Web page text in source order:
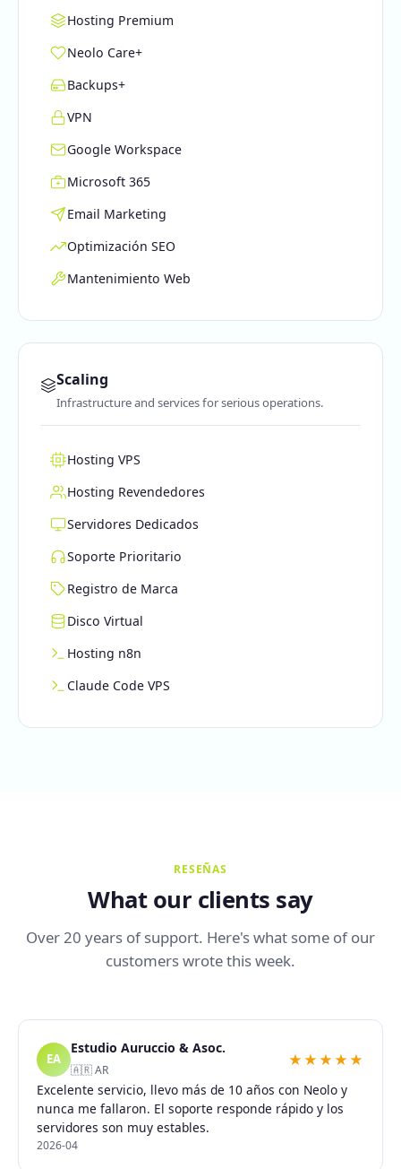
Hosting Premium
Neolo Care+
Backups+
VPN
Google Workspace
Microsoft 365
Email Marketing
Optimización SEO
Mantenimiento Web
Scaling
Infrastructure and services for serious operations.
Hosting VPS
Hosting Revendedores
Servidores Dedicados
Soporte Prioritario
Registro de Marca
Disco Virtual
Hosting n8n
Claude Code VPS
RESEÑAS
What our clients say
Over 20 years of support. Here's what some of our
customers wrote this week.
EA
Estudio Auruccio & Asoc.
🇦🇷 AR
★★★★★
Excelente servicio, llevo más de 10 años con Neolo y
nunca me fallaron. El soporte responde rápido y los
servidores son muy estables.
2026-04